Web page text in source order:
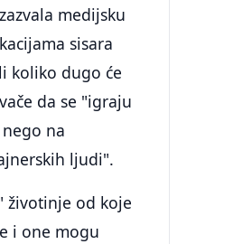
medijsku
sisara
koliko dugo će
da se "igraju
na
ljudi".
životinje od koje
i one mogu